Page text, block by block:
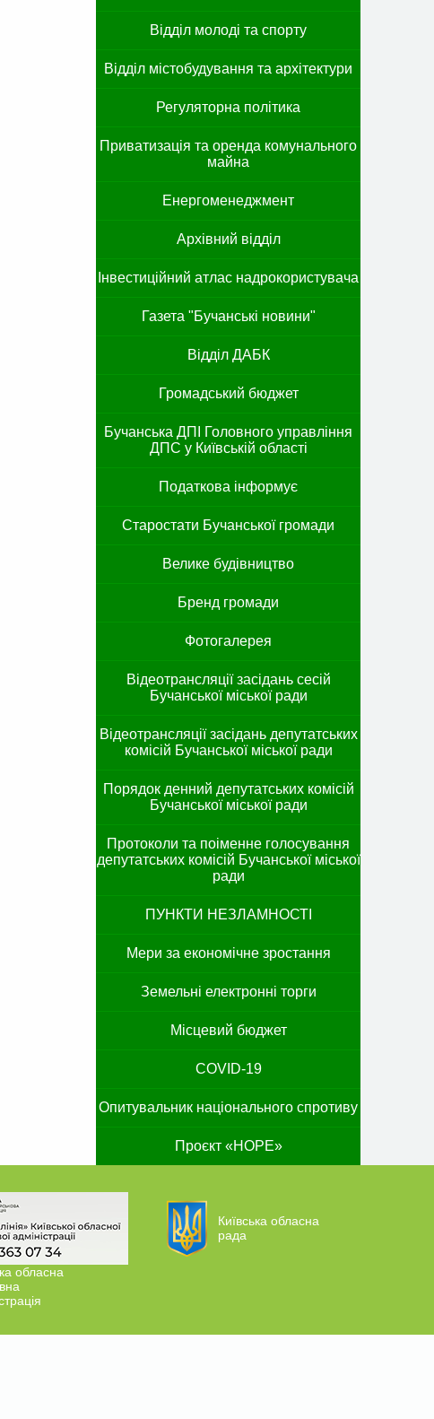
Відділ молоді та спорту
Відділ містобудування та архітектури
Регуляторна політика
Приватизація та оренда комунального
майна
Енергоменеджмент
Архівний відділ
Інвестиційний атлас надрокористувача
Газета "Бучанські новини"
Відділ ДАБК
Громадський бюджет
Бучанська ДПІ Головного управління
ДПС у Київській області
Податкова інформує
Старостати Бучанської громади
Велике будівництво
Бренд громади
Фотогалерея
Відеотрансляції засідань сесій
Бучанської міської ради
Відеотрансляції засідань депутатських
комісій Бучанської міської ради
Порядок денний депутатських комісій
Бучанської міської ради
Протоколи та поіменне голосування
депутатських комісій Бучанської міської
ради
ПУНКТИ НЕЗЛАМНОСТІ
Мери за економічне зростання
Земельні електронні торги
Місцевий бюджет
COVID-19
Опитувальник національного спротиву
Проєкт «HOPE»
обласна
Київська обласна
рада